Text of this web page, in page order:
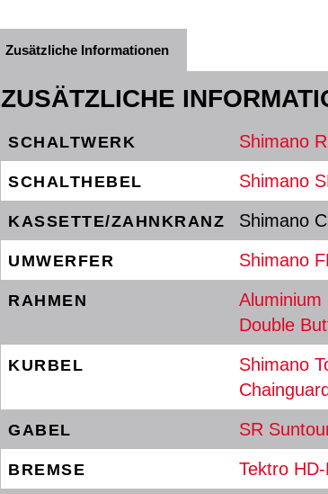
Zusätzliche Informationen
ZUSÄTZLICHE
SCHALTWERK Shimano
SCHALTHEBEL Shimano
KASSETTE/ZAHNKRANZ Shimano
UMWERFER Shimano
RAHMEN
Aluminium
Double
KURBEL
Shimano
Chainguard
GABEL SR
BREMSE Tektro